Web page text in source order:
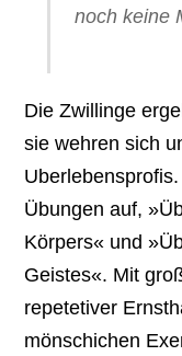
noch keine
Die Zwillinge
sie wehren sich
Übungen auf,
Körpers« und
Geistes«. Mit
repetetiver
mönschichen